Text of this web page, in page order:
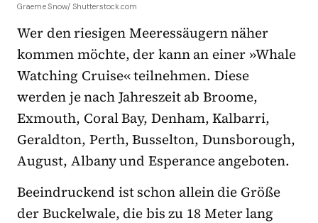
Graeme Snow/ Shutterstock.com
Wer den riesigen Meeressäugern näher
kommen möchte, der kann an einer »Whale
Watching Cruise« teilnehmen. Diese
werden je nach Jahreszeit ab Broome,
Exmouth, Coral Bay, Denham, Kalbarri,
Geraldton, Perth, Busselton, Dunsborough,
August, Albany und Esperance angeboten.
Beeindruckend ist schon allein die Größe
der Buckelwale, die bis zu 18 Meter lang